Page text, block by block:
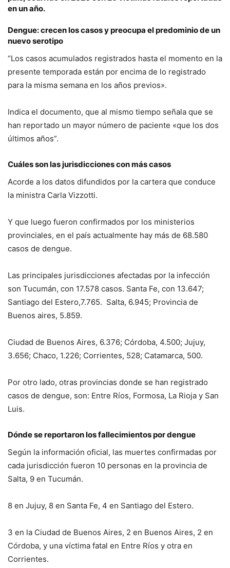
en un año.
Dengue: crecen los casos y preocupa el predominio de un
nuevo serotipo
“Los casos acumulados registrados hasta el momento en la
presente temporada están por encima de lo registrado
para la misma semana en los años previos».
Indica el documento, que al mismo tiempo señala que se
han reportado un mayor número de paciente «que los dos
últimos años”.
Cuáles son las jurisdicciones con más casos
Acorde a los datos difundidos por la cartera que conduce
la ministra Carla Vizzotti.
Y que luego fueron confirmados por los ministerios
provinciales, en el país actualmente hay más de 68.580
casos de dengue.
Las principales jurisdicciones afectadas por la infección
son Tucumán, con 17.578 casos. Santa Fe, con 13.647;
Santiago del Estero,7.765. Salta, 6.945; Provincia de
Buenos aires, 5.859.
Ciudad de Buenos Aires, 6.376; Córdoba, 4.500; Jujuy,
3.656; Chaco, 1.226; Corrientes, 528; Catamarca, 500.
Por otro lado, otras provincias donde se han registrado
casos de dengue, son: Entre Ríos, Formosa, La Rioja y San
Luis.
Dónde se reportaron los fallecimientos por dengue
Según la información oficial, las muertes confirmadas por
cada jurisdicción fueron 10 personas en la provincia de
Salta, 9 en Tucumán.
8 en Jujuy, 8 en Santa Fe, 4 en Santiago del Estero.
3 en la Ciudad de Buenos Aires, 2 en Buenos Aires, 2 en
Córdoba, y una víctima fatal en Entre Ríos y otra en
Corrientes.